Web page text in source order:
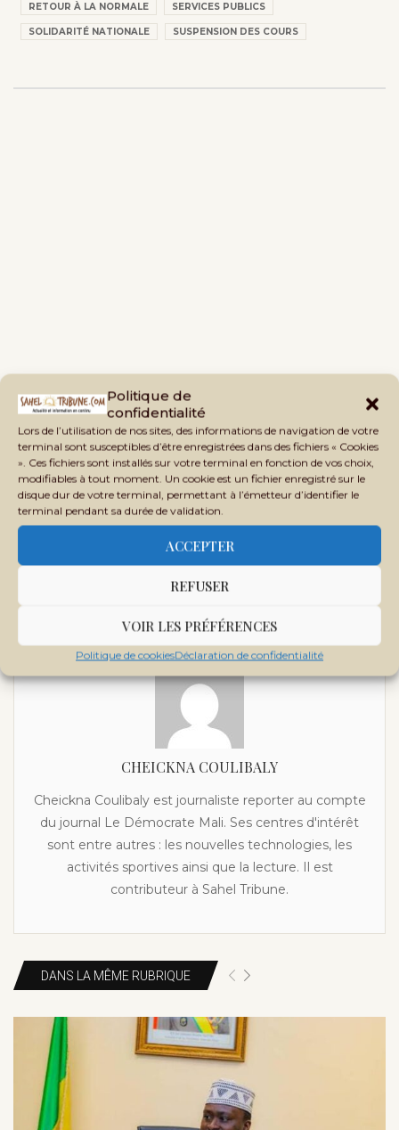
Politique de
confidentialité
Lors de l’utilisation de nos sites, des informations de navigation de votre
terminal sont susceptibles d’être enregistrées dans des fichiers « Cookies
». Ces fichiers sont installés sur votre terminal en fonction de vos choix,
modifiables à tout moment. Un cookie est un fichier enregistré sur le
disque dur de votre terminal, permettant à l’émetteur d’identifier le
terminal pendant sa durée de validation.
ACCEPTER
REFUSER
VOIR LES PRÉFÉRENCES
Politique de cookiesDéclaration de confidentialité
RETOUR À LA NORMALE SERVICES PUBLICS
SOLIDARITÉ NATIONALE SUSPENSION DES COURS
previous post
Tribune. La femme malienne, socle invisible de la souveraineté
Pénurie de carburant au Mali : l’hydrogène naturel
CHEICKNA COULIBALY
Cheickna Coulibaly est journaliste reporter au compte
du journal Le Démocrate Mali. Ses centres d'intérêt
sont entre autres : les nouvelles technologies, les
activités sportives ainsi que la lecture. Il est
contributeur à Sahel Tribune.
DANS LA MÊME RUBRIQUE